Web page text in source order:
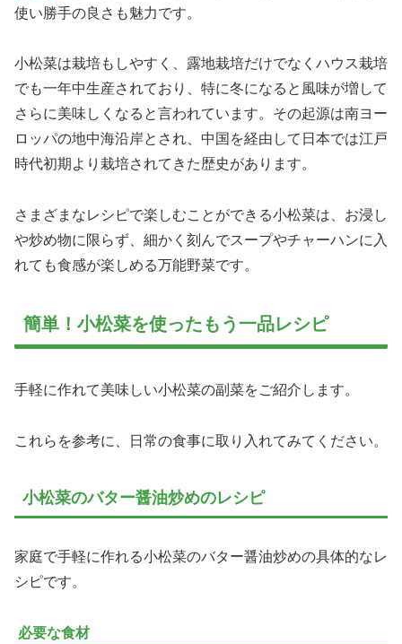
使い勝手の良さも魅力です。
小松菜は栽培もしやすく、露地栽培だけでなくハウス栽培
でも一年中生産されており、特に冬になると風味が増して
さらに美味しくなると言われています。その起源は南ヨー
ロッパの地中海沿岸とされ、中国を経由して日本では江戸
時代初期より栽培されてきた歴史があります。
さまざまなレシピで楽しむことができる小松菜は、お浸し
や炒め物に限らず、細かく刻んでスープやチャーハンに入
れても食感が楽しめる万能野菜です。
簡単！小松菜を使ったもう一品レシピ
手軽に作れて美味しい小松菜の副菜をご紹介します。
これらを参考に、日常の食事に取り入れてみてください。
小松菜のバター醤油炒めのレシピ
家庭で手軽に作れる小松菜のバター醤油炒めの具体的なレ
シピです。
必要な食材